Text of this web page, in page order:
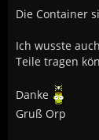
Die Container
Ich wusste
Teile tragen
Danke
Gruß Orp